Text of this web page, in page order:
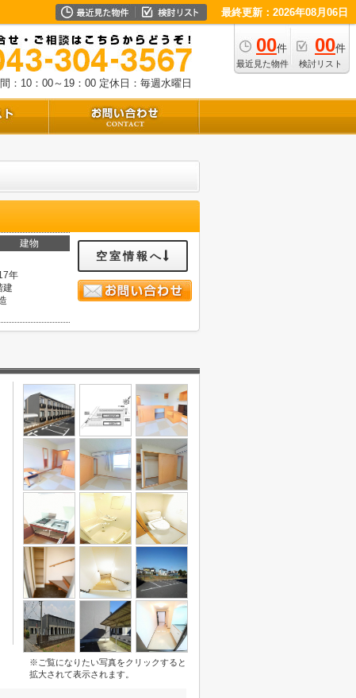
最終更新：2026年08月06日
00件
最近見た物件
00件
検討リスト
：10：00～19：00 定休日：毎週水曜日
建物
年
建
空室情報へ
※ご覧になりたい写真をクリックすると
拡大されて表示されます。